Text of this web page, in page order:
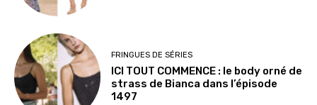
FRINGUES DE SÉRIES
ICI TOUT COMMENCE : le body orné de
strass de Bianca dans l’épisode
1497